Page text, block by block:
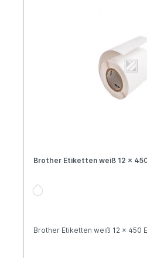
Brother Etiketten weiß 12 x
Brother Etiketten weiß 12 x 450